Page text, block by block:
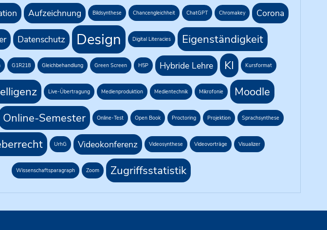
Aufzeichnung Bildsynthese Chancengleichheit ChatGPT Chromakey Corona
Datenschutz Design Digital Literacies Eigenständigkeit
G1R218 Gleichbehandlung Green Screen H5P Hybride Lehre KI Kursformat
Live-Übertragung Medienproduktion Medientechnik Mikrofonie Moodle
Online-Semester Online-Test Open Book Proctoring Projektion Sprachsynthese
UrhG Videokonferenz Videosynthese Videovorträge Visualizer
Wissenschaftsparagraph Zoom Zugriffsstatistik